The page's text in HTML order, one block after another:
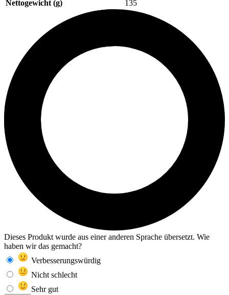
Nettogewicht (g)
135
Dieses Produkt wurde aus einer anderen Sprache übersetzt. Wie
haben wir das gemacht?
Verbesserungswürdig
Nicht schlecht
Sehr gut